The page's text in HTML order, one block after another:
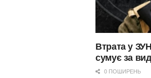
Втрата у
сумує за
0 ПОШИРЕНЬ